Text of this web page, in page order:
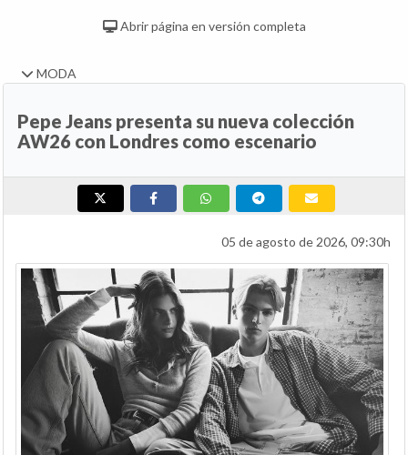
Abrir página en versión completa
MODA
Pepe Jeans presenta su nueva colección
AW26 con Londres como escenario
05 de agosto de 2026, 09:30h